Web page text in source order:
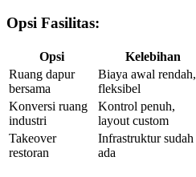
Opsi Fasilitas:
Opsi Kelebihan
Ruang dapur
bersama
Biaya awal rendah,
fleksibel
Konversi ruang
industri
Kontrol penuh,
layout custom
Takeover
restoran
Infrastruktur sudah
ada